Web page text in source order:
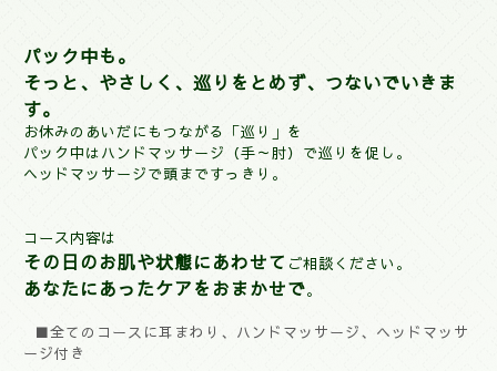
パック中も。
そっと、やさしく、巡りをとめず、つないでいきま
す。
お休みのあいだにもつながる「巡り」を
パック中はハンドマッサージ（手～肘）で巡りを促し。
ヘッドマッサージで頭まですっきり。
コース内容は
その日のお肌や状態にあわせて ご相談ください。
あなたにあったケアをおまかせで。
■全てのコースに耳まわり、ハンドマッサージ、ヘッドマッサ
ージ付き